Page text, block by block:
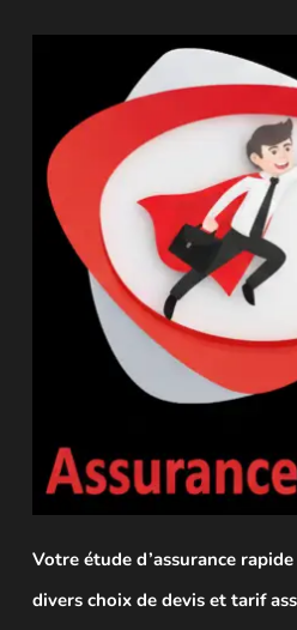
Votre étude d’assurance
divers choix de devis et tarif